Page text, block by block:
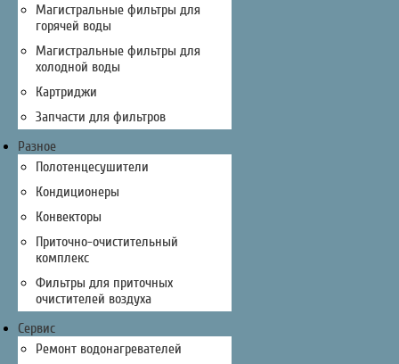
Магистральные фильтры для
горячей воды
Магистральные фильтры для
холодной воды
Картриджи
Запчасти для фильтров
Разное
Полотенцесушители
Кондиционеры
Конвекторы
Приточно-очистительный
комплекс
Фильтры для приточных
очистителей воздуха
Сервис
Ремонт водонагревателей